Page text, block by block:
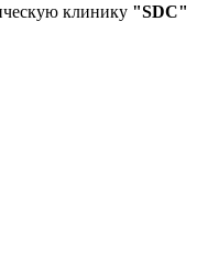
клинику "SDC"